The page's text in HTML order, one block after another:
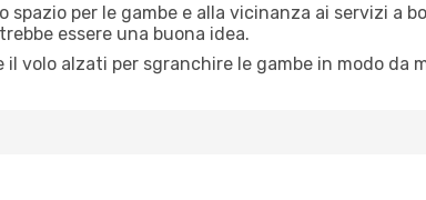
spazio per le gambe e alla vicinanza ai servizi a
essere una buona idea.
il volo alzati per sgranchire le gambe in modo da